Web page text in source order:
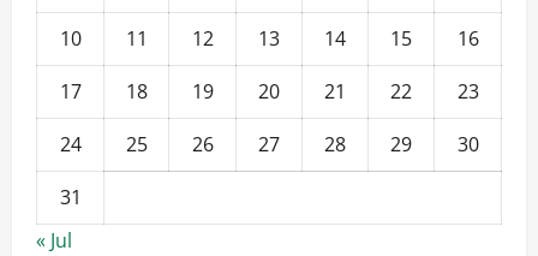
10 11 12 13 14 15
16
17
18 19 20 21 22
23
24
25 26 27 28 29
30
31
« Jul